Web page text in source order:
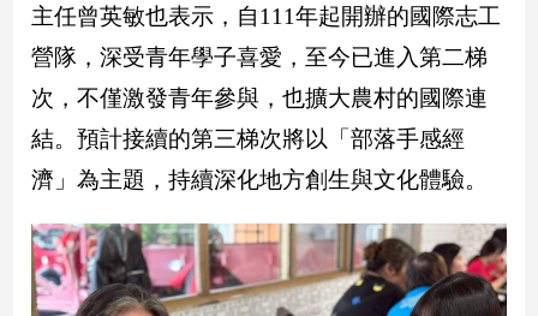
遊/
食
星
座/
命
理
費
健
康/
主任曾英敏也表示，自111年起開辦的國際志工
營隊，深受青年學子喜愛，至今已進入第二梯
次，不僅激發青年參與，也擴大農村的國際連
結。預計接續的第三梯次將以「部落手感經
濟」為主題，持續深化地方創生與文化體驗。